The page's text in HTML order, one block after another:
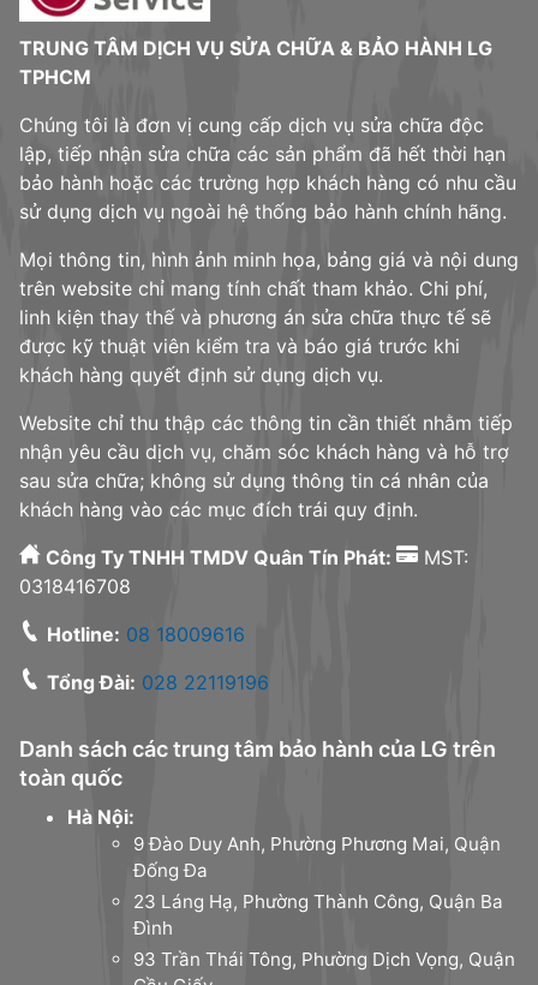
TRUNG TÂM DỊCH VỤ SỬA CHỮA & BẢO HÀNH LG
TPHCM
Chúng tôi là đơn vị cung cấp dịch vụ sửa chữa độc
lập, tiếp nhận sửa chữa các sản phẩm đã hết thời hạn
bảo hành hoặc các trường hợp khách hàng có nhu cầu
sử dụng dịch vụ ngoài hệ thống bảo hành chính hãng.
Mọi thông tin, hình ảnh minh họa, bảng giá và nội dung
trên website chỉ mang tính chất tham khảo. Chi phí,
linh kiện thay thế và phương án sửa chữa thực tế sẽ
được kỹ thuật viên kiểm tra và báo giá trước khi
khách hàng quyết định sử dụng dịch vụ.
Website chỉ thu thập các thông tin cần thiết nhằm tiếp
nhận yêu cầu dịch vụ, chăm sóc khách hàng và hỗ trợ
sau sửa chữa; không sử dụng thông tin cá nhân của
khách hàng vào các mục đích trái quy định.
Công Ty TNHH TMDV Quân Tín Phát:
MST:
0318416708
Hotline: 08 18009616
Tổng Đài: 028 22119196
Danh sách các trung tâm bảo hành của LG trên
toàn quốc
Hà Nội:
9 Đào Duy Anh, Phường Phương Mai, Quận
Đống Đa
23 Láng Hạ, Phường Thành Công, Quận Ba
Đình
93 Trần Thái Tông, Phường Dịch Vọng, Quận